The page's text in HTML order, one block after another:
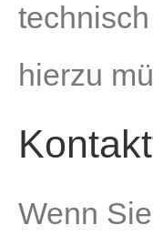
hierzu
Wenn